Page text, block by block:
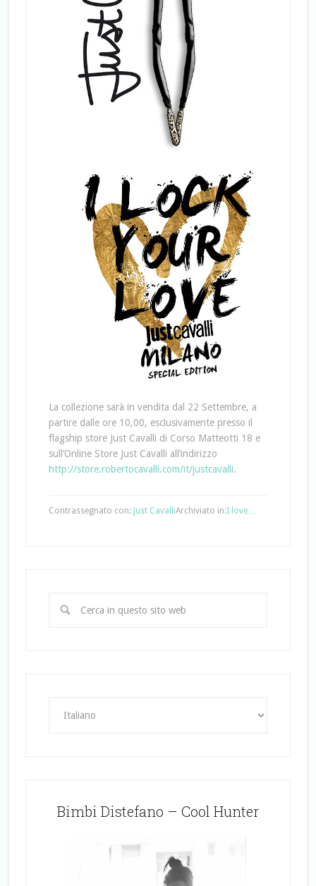
La collezione sarà in vendita dal 22 Settembre, a
partire dalle ore 10,00, esclusivamente presso il
flagship store Just Cavalli di Corso Matteotti 18 e
sull’Online Store Just Cavalli all’indirizzo
http://store.robertocavalli.com/it/justcavalli.
Archiviato in:I love…
Contrassegnato con: Just Cavalli
Bimbi Distefano – Cool Hunter